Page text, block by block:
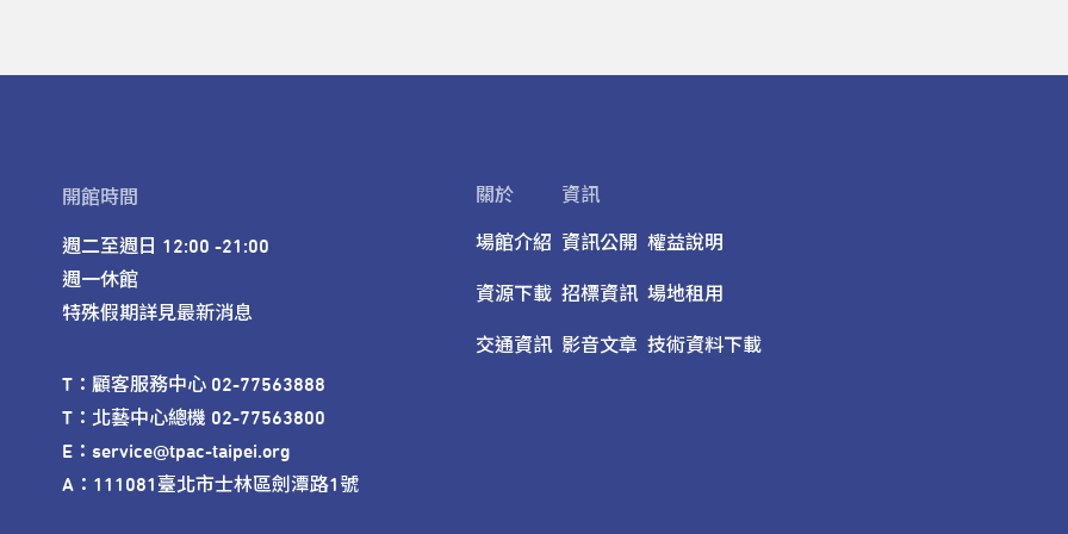
開館時間
週二至週日 12:00 -21:00
週一休館
特殊假期詳見最新消息
T：顧客服務中心 02-77563888
T：北藝中心總機 02-77563800
E：service@tpac-taipei.org
A：111081臺北市士林區劍潭路1號
關於
場館介紹
資源下載
交通資訊
資訊
資訊公開
招標資訊
影音文章
權益說明
場地租用
技術資料下載